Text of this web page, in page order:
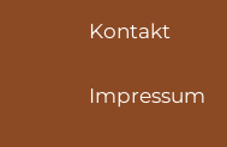
Kontakt
Impressum